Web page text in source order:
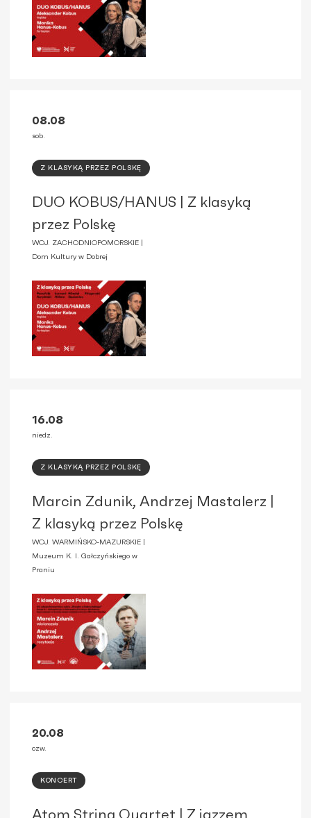
08.08
sob.
Z KLASYKĄ PRZEZ POLSKĘ
DUO KOBUS/HANUS | Z klasyką
przez Polskę
WOJ. ZACHODNIOPOMORSKIE |
Dom Kultury w Dobrej
16.08
niedz.
Z KLASYKĄ PRZEZ POLSKĘ
Marcin Zdunik, Andrzej Mastalerz |
Z klasyką przez Polskę
WOJ. WARMIŃSKO-MAZURSKIE |
Muzeum K. I. Gałczyńskiego w
Praniu
20.08
czw.
KONCERT
Atom String Quartet | Z jazzem